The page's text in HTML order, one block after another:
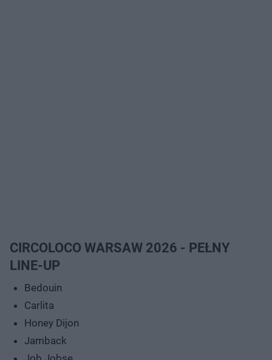
CIRCOLOCO WARSAW 2026 - PEŁNY
LINE-UP
Bedouin
Carlita
Honey Dijon
Jamback